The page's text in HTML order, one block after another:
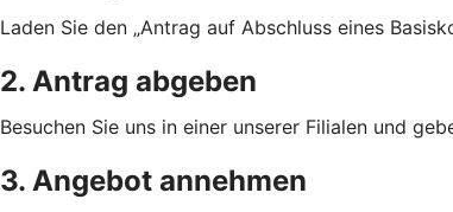
Laden Sie den „Antrag auf Abschluss eines
2. Antrag abgeben
Besuchen Sie uns in einer unserer Filialen und
3. Angebot annehmen